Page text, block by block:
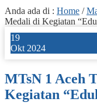
Anda ada di : Home /
Medali di Kegiatan
19
Okt 2024
MTsN 1 Aceh
Kegiatan